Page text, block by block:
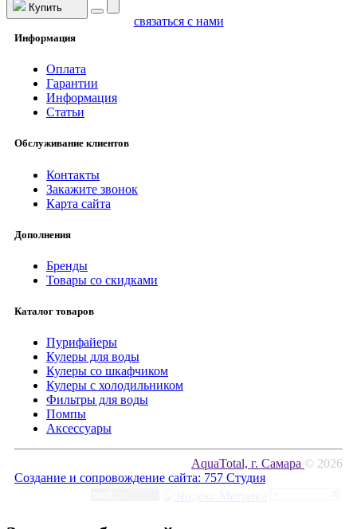
Купить
связаться с нами
Информация
Оплата
Гарантии
Информация
Статьи
Обслуживание клиентов
Контакты
Закажите звонок
Карта сайта
Дополнения
Бренды
Товары со скидками
Каталог товаров
Пурифайеры
Кулеры для воды
Кулеры со шкафчиком
Кулеры с холодильником
Фильтры для воды
Помпы
Аксессуары
AquaTotal, г. Самара © 2026
Создание и сопровождение сайта: 757 Студия